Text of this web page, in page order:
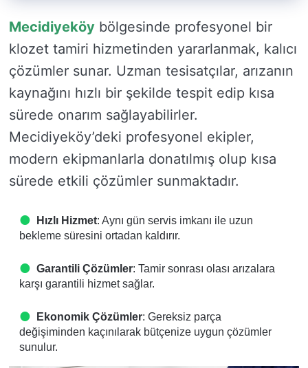
Mecidiyeköy bölgesinde profesyonel bir
klozet tamiri hizmetinden yararlanmak, kalıcı
çözümler sunar. Uzman tesisatçılar, arızanın
kaynağını hızlı bir şekilde tespit edip kısa
sürede onarım sağlayabilirler.
Mecidiyeköy’deki profesyonel ekipler,
modern ekipmanlarla donatılmış olup kısa
sürede etkili çözümler sunmaktadır.
Hızlı Hizmet: Aynı gün servis imkanı ile uzun
bekleme süresini ortadan kaldırır.
Garantili Çözümler: Tamir sonrası olası arızalara
karşı garantili hizmet sağlar.
Ekonomik Çözümler: Gereksiz parça
değişiminden kaçınılarak bütçenize uygun çözümler
sunulur.